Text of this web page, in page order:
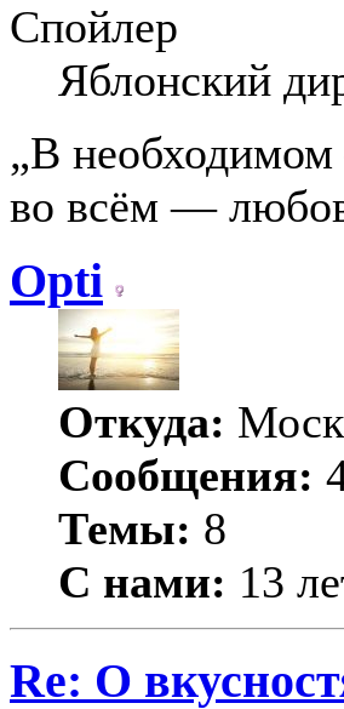
Спойлер
Яблонский
„В
во всём —
Opti
Откуда:
Сообщения:
Темы: 8
С нами: 13
Re: О